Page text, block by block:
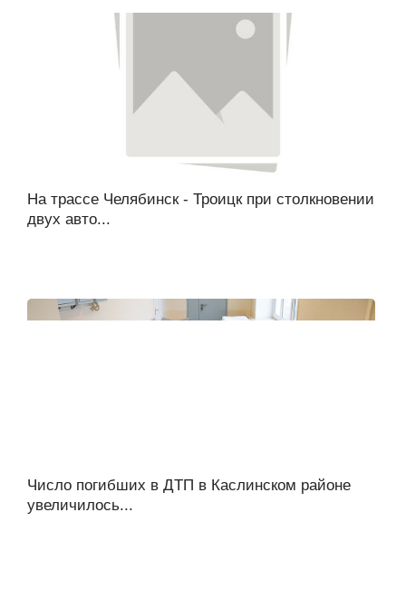
На трассе Челябинск - Троицк при столкновении
двух авто...
Число погибших в ДТП в Каслинском районе
увеличилось...